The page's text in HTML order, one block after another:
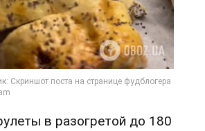
в разогретой до 180